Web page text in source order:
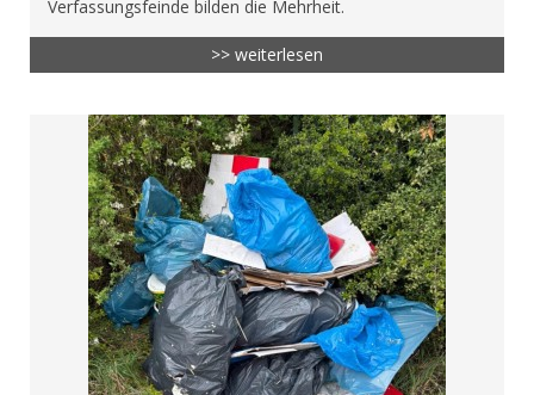
Verfassungsfeinde bilden die Mehrheit.
>> weiterlesen